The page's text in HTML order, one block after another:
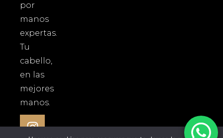
por
manos
expertas.
Tu
cabello,
en las
mejores
manos.